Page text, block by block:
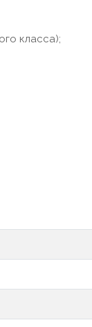
класса);